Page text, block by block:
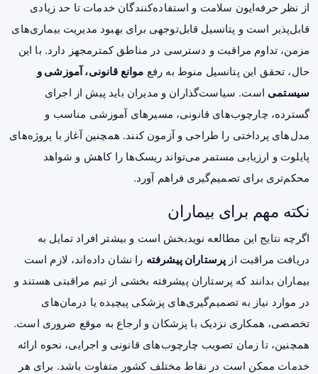
از نظر حرفه‌ایون سلامت و استفاده‌کنندگان خدمات تا حد زیادی
قابل‌پذیر است و پتانسیل قابل‌توجهی برای بهبود مدیریت بیماری‌های
مزمن، تداوم مراقبت و دسترسی در مناطق کمترمجهز دارد. با این
حال، تحقق این پتانسیل منوط به رفع موانع قانونی، آموزشی و
سیستمی است. سیاست‌گذاران و مدیران باید پیش از اجرای
گسترده، چارچوب‌های قانونی، مسیرهای آموزشی مناسب و
مدل‌های پرداختی را طراحی و آزمون کنند. همچنین آغاز با پروژه‌های
پایلوت و ارزیابی مستمر می‌تواند ریسک‌ها را کاهش و شواهد
محکم‌تری برای تصمیم‌گیری فراهم آورد.
نکته مهم برای بیماران
اگرچه نتایج این مطالعه نویدبخش است و بیشتر افراد تمایل به
دریافت مراقبت از پرستاران پیشرفته را نشان داده‌اند، لازم است
بیماران بدانند که پرستاران پیشرفته بخشی از تیم مراقبتی هستند و
در موارد نیاز به تصمیم‌گیری‌های پزشکی پیچیده یا درمان‌های
تخصصی، همکاری نزدیک با پزشکان و ارجاع به موقع ضروری است.
همچنین، تا زمان تصویب چارچوب‌های قانونی و اجرایی، نحوه ارائه
خدمات ممکن است در نقاط مختلف کشور متفاوت باشد. برای هر